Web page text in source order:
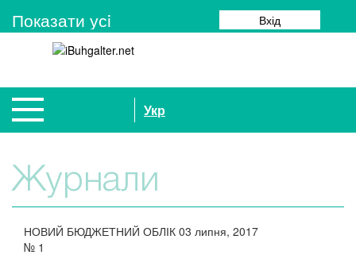
Показати усi Вхід
Укр
Журнали
НОВИЙ БЮДЖЕТНИЙ ОБЛІК 03 липня, 2017
№ 1